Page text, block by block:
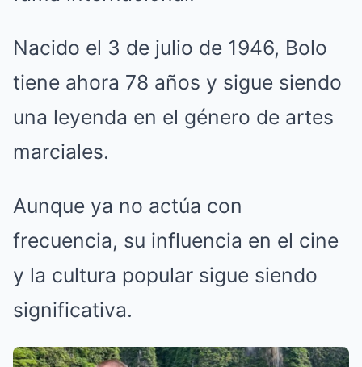
Nacido el 3 de julio de 1946, Bolo
tiene ahora 78 años y sigue siendo
una leyenda en el género de artes
marciales.
Aunque ya no actúa con
frecuencia, su influencia en el cine
y la cultura popular sigue siendo
significativa.